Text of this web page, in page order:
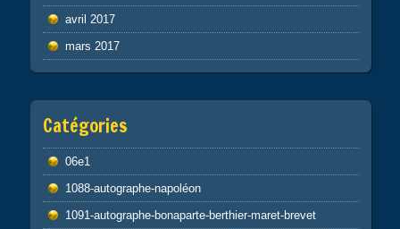
avril 2017
mars 2017
Catégories
06e1
1088-autographe-napoléon
1091-autographe-bonaparte-berthier-maret-brevet